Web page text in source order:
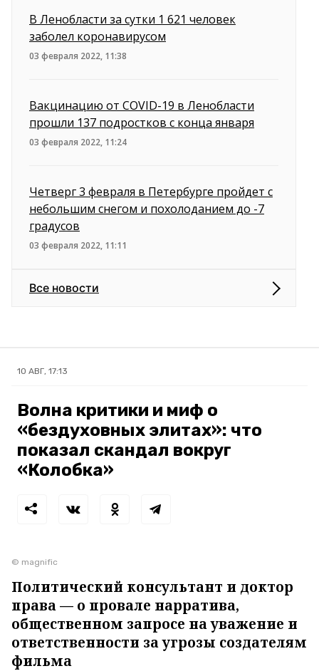
В Ленобласти за сутки 1 621 человек
заболел коронавирусом
03 февраля 2022, 11:38
Вакцинацию от COVID-19 в Ленобласти
прошли 137 подростков с конца января
03 февраля 2022, 11:24
Четверг 3 февраля в Петербурге пройдет с
небольшим снегом и похолоданием до -7
градусов
03 февраля 2022, 11:11
Все новости
10 АВГ, 17:13
Волна критики и миф о
«бездуховных элитах»: что
показал скандал вокруг
«Колобка»
© magnific
Политический консультант и доктор
права — о провале нарратива,
общественном запросе на уважение и
ответственности за угрозы создателям
фильма